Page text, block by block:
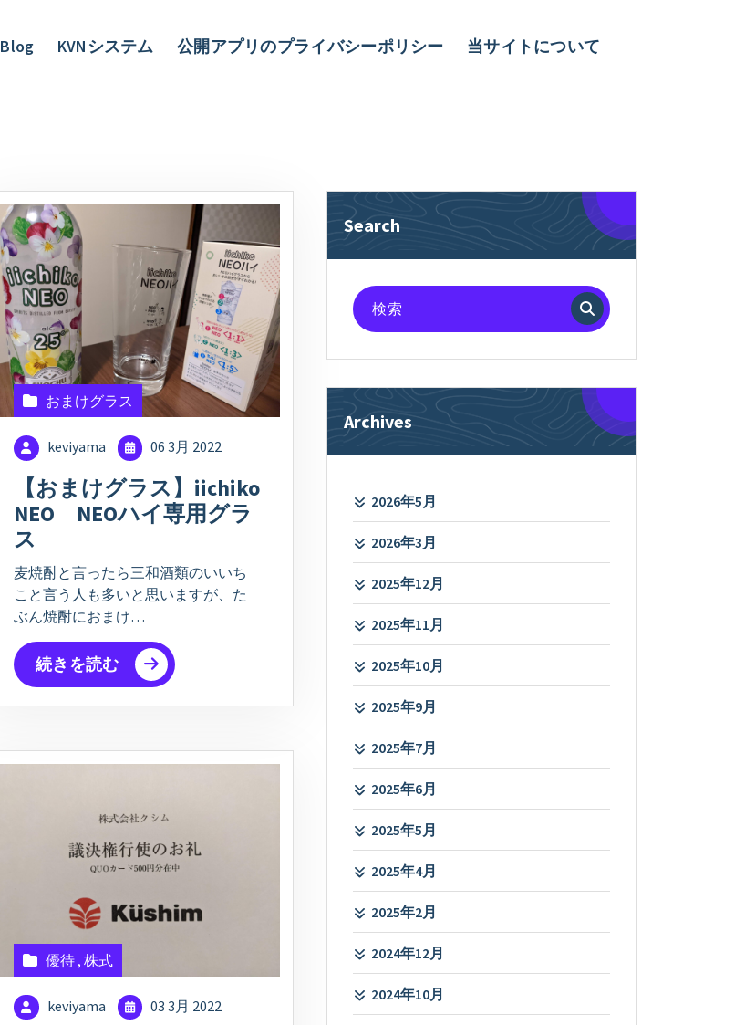
Blog KVNシステム 公開アプリのプライバシーポリシー 当サイトについて
おまけグラス
keviyama 06 3月 2022
【おまけグラス】iichiko
NEO NEOハイ専⽤グラ
ス
麦焼酎と言ったら三和酒類のいいち
こと言う人も多いと思いますが、た
ぶん焼酎におまけ…
続きを読む
優待,株式
keviyama 03 3月 2022
Search
検
索
象:
Archives
2026年5月
2026年3月
2025年12月
2025年11月
2025年10月
2025年9月
2025年7月
2025年6月
2025年5月
2025年4月
2025年2月
2024年12月
2024年10月